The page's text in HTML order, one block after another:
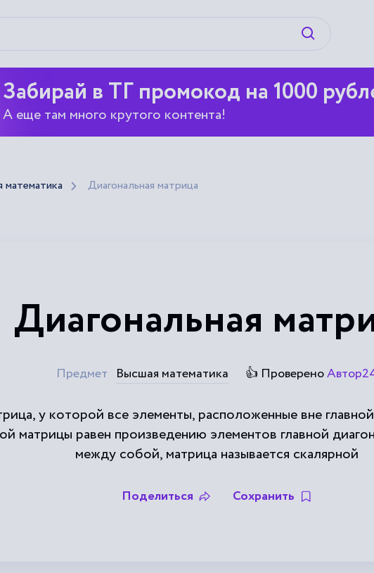
Искать
Забирай в ТГ промокод на 1000
А еще там много крутого контента!
математика Диагональная матрица
Диагональная
Предмет Высшая математика 👍 Проверено
у которой все элементы, расположенные вне
матрицы равен произведению элементов главной
между собой, матрица называется скалярной
Поделиться Сохранить